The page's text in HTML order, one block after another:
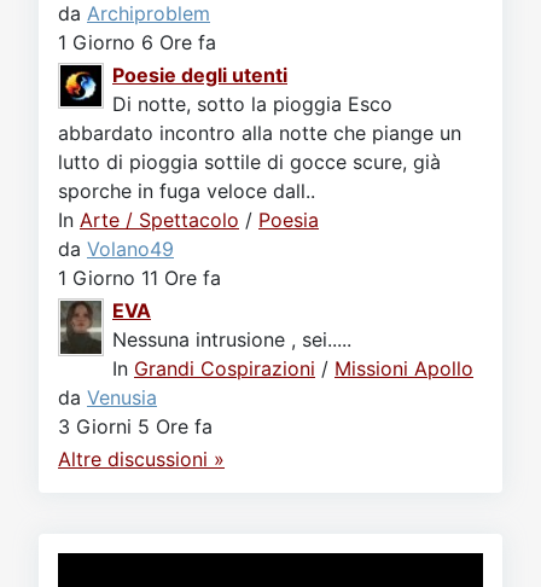
da Archiproblem
1 Giorno 6 Ore fa
Poesie degli utenti
Di notte, sotto la pioggia Esco
abbardato incontro alla notte che piange un
lutto di pioggia sottile di gocce scure, già
sporche in fuga veloce dall..
In Arte / Spettacolo / Poesia
da Volano49
1 Giorno 11 Ore fa
EVA
Nessuna intrusione , sei.....
In Grandi Cospirazioni / Missioni Apollo
da Venusia
3 Giorni 5 Ore fa
Altre discussioni »